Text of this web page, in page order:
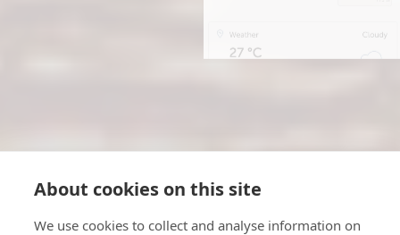
About cookies on this site
We use cookies to collect and analyse information on